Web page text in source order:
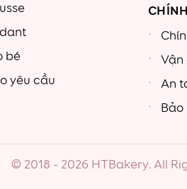
bé
yêu cầu
Vận
An
© 2018 - 2026 HTBakery. All